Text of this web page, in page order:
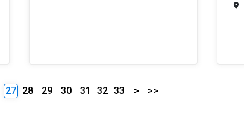
27 28 29 30 31 32 33 > >>